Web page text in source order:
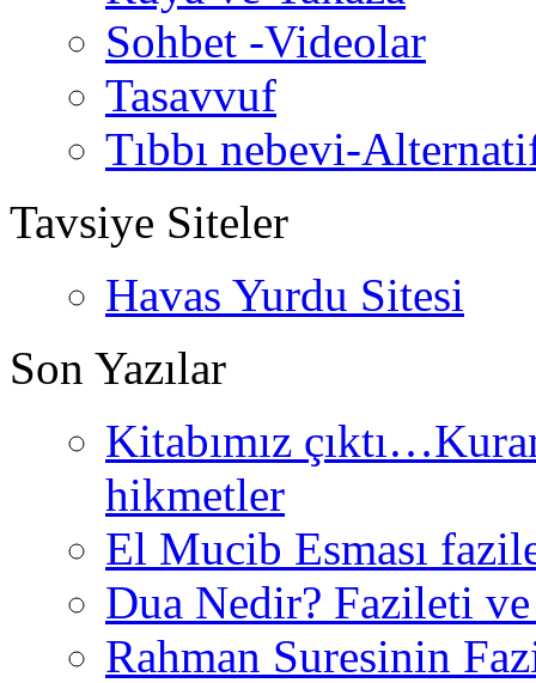
Sohbet -Videolar
Tasavvuf
Tıbbı nebevi-
Tavsiye Siteler
Havas Yurdu Sitesi
Son Yazılar
Kitabımız
hikmetler
El Mucib Esması
Dua Nedir? Fazileti
Rahman Suresinin